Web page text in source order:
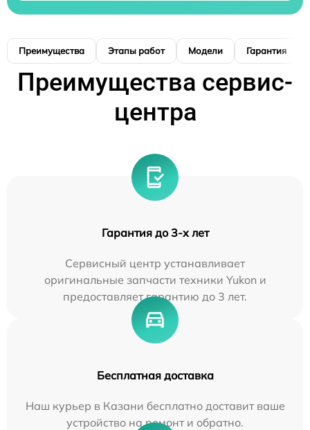
Преимущества Этапы работ Модели Гарантия
Преимущества сервис-
центра
Гарантия до 3-х лет
Сервисный центр устанавливает
оригинальные запчасти техники Yukon и
предоставляет гарантию до 3 лет.
Бесплатная доставка
Наш курьер в Казани бесплатно доставит ваше
устройство на ремонт и обратно.